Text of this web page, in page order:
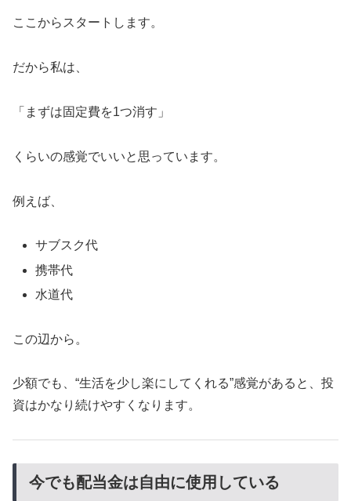
ここからスタートします。
だから私は、
「まずは固定費を1つ消す」
くらいの感覚でいいと思っています。
例えば、
サブスク代
携帯代
水道代
この辺から。
少額でも、“生活を少し楽にしてくれる”感覚があると、投
資はかなり続けやすくなります。
今でも配当金は自由に使用している